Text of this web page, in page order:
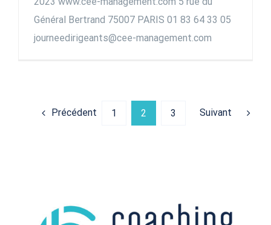
Général Bertrand 75007 PARIS 01 83 64 33 05
journeedirigeants@cee-management.com
Précédent 1 2 3 Suivant